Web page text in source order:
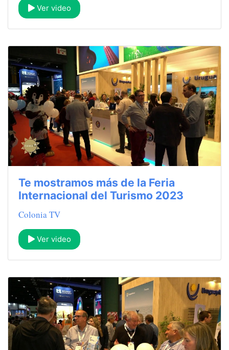
Ver video
Te mostramos más de la Feria
Internacional del Turismo 2023
Colonia TV
Ver video